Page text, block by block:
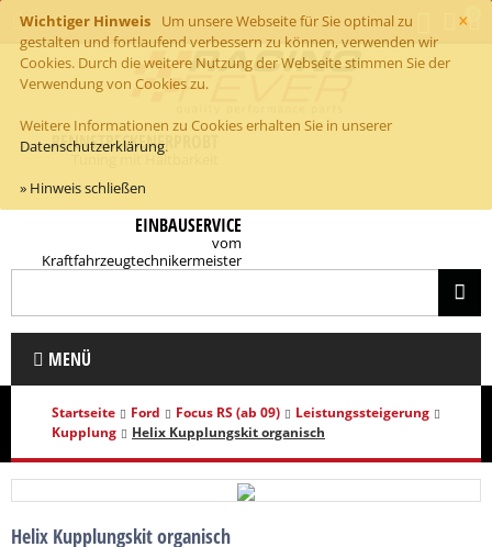
×
Wichtiger Hinweis
Um unsere Webseite für Sie optimal zu
gestalten und fortlaufend verbessern zu können, verwenden wir
Cookies. Durch die weitere Nutzung der Webseite stimmen Sie der
Verwendung von Cookies zu.
Weitere Informationen zu Cookies erhalten Sie in unserer
Datenschutzerklärung.
» Hinweis schließen
RENNSTRECKENERPROBT
Tuning mit Haltbarkeit
EINBAUSERVICE
vom
Kraftfahrzeugtechnikermeister
MENÜ
Startseite Ford Focus RS (ab 09)
Leistungssteigerung
Kupplung
Helix Kupplungskit organisch
Helix Kupplungskit organisch